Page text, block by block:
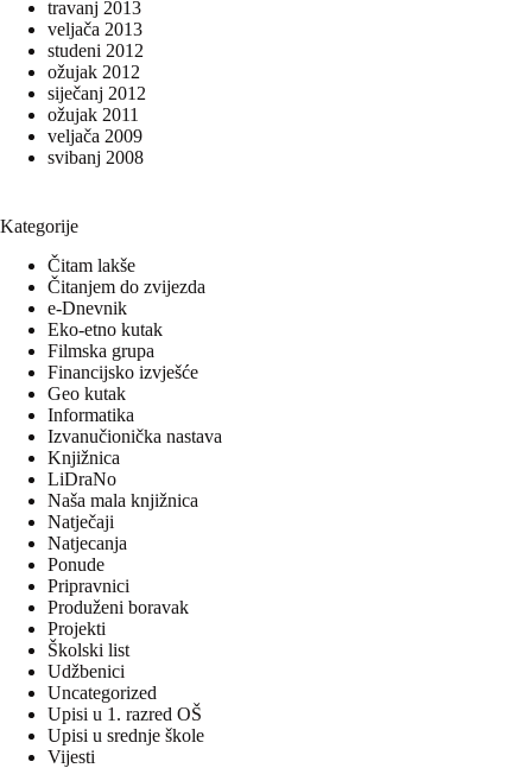
travanj 2013
veljača 2013
studeni 2012
ožujak 2012
siječanj 2012
ožujak 2011
veljača 2009
svibanj 2008
Kategorije
Čitam lakše
Čitanjem do zvijezda
e-Dnevnik
Eko-etno kutak
Filmska grupa
Financijsko izvješće
Geo kutak
Informatika
Izvanučionička nastava
Knjižnica
LiDraNo
Naša mala knjižnica
Natječaji
Natjecanja
Ponude
Pripravnici
Produženi boravak
Projekti
Školski list
Udžbenici
Uncategorized
Upisi u 1. razred OŠ
Upisi u srednje škole
Vijesti